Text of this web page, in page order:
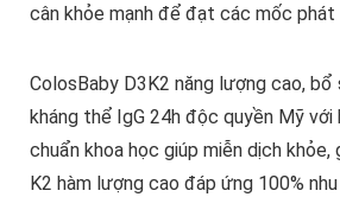
cân khỏe mạnh để đạt các mốc
ColosBaby D3K2 năng lượng cao, bổ
kháng thể IgG 24h độc quyền Mỹ với
chuẩn khoa học giúp miễn dịch khỏe,
K2 hàm lượng cao đáp ứng 100%